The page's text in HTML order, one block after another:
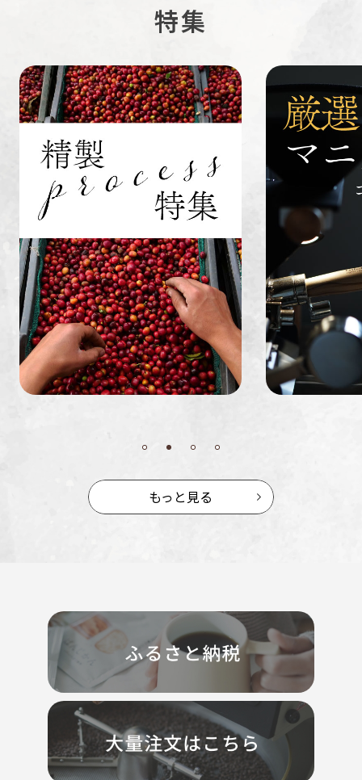
すてきな道
具
生活雑貨 福袋
業務用 定期便
ブラジル
インドネシ
ア
ホンジュラ
ス
ミャンマー ルワンダ
特集
もっと見る